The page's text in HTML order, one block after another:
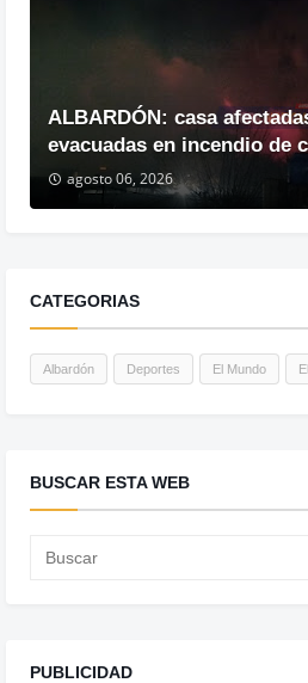
ALBARDÓN: casa
evacuadas en incendio de
agosto 06, 2026
CATEGORIAS
Albardón Deportes El Mundo
BUSCAR ESTA WEB
PUBLICIDAD